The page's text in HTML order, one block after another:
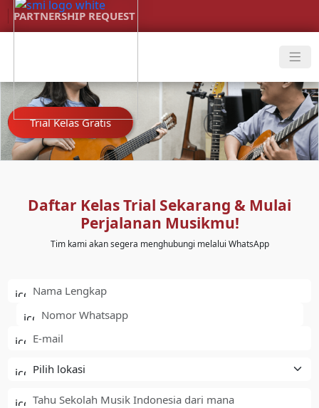
PARTNERSHIP REQUEST
PROGRAM
COURSE
Foundation Of
Instrument
Multimedia Tech
Trial Kelas Gratis
Daftar Kelas Trial Sekarang & Mulai
Perjalanan Musikmu!
Tim kami akan segera menghubungi melalui WhatsApp